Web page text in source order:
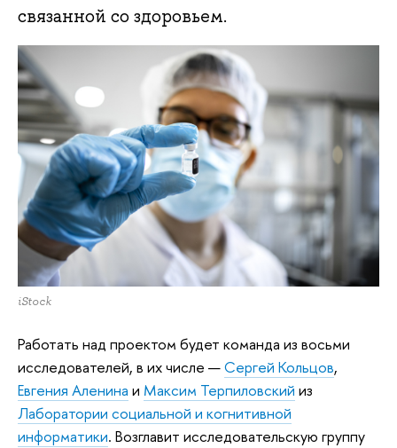
связанной со здоровьем.
iStock
Работать над проектом будет команда из восьми
исследователей, в их числе —Сергей Кольцов,
Евгения Аленина и Максим Терпиловский из
Лаборатории социальной и когнитивной
информатики. Возглавит исследовательскую группу